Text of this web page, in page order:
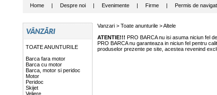
Home| Despre noi| Evenimente| Firme| Permis de
TOATE ANUNTURILE
Barca fara motor
Barca cu motor
Barca, motor si peridoc
Motor
Peridoc
Skijet
Veliere
Vanzari > Toate anunturile>Altele
ATENTIE!!! PRO BARCA nu isi asuma niciun fel
PRO BARCA nu garanteaza in niciun fel pentru
produselor prezente pe site, acestea revenind